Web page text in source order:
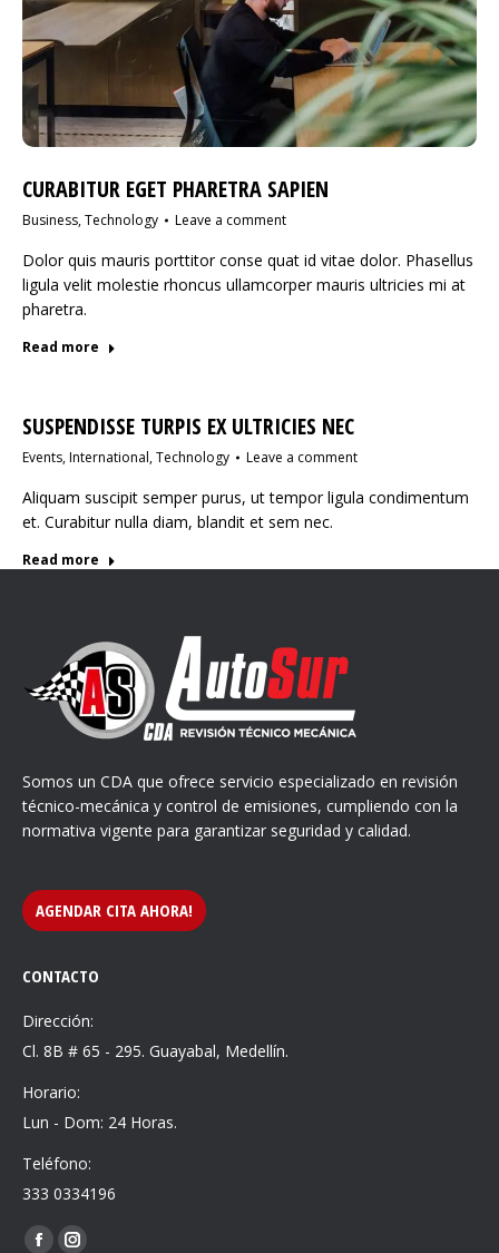
CURABITUR EGET PHARETRA SAPIEN
Business,Technology Leave a comment
Dolor quis mauris porttitor conse quat id vitae dolor. Phasellus
ligula velit molestie rhoncus ullamcorper mauris ultricies mi at
pharetra.
Read more
SUSPENDISSE TURPIS EX ULTRICIES NEC
Events,International,Technology Leave a comment
Aliquam suscipit semper purus, ut tempor ligula condimentum
et. Curabitur nulla diam, blandit et sem nec.
Read more
Somos un CDA que ofrece servicio especializado en revisión
técnico-mecánica y control de emisiones, cumpliendo con la
normativa vigente para garantizar seguridad y calidad.
AGENDAR CITA AHORA!
CONTACTO
Dirección:
Cl. 8B # 65 - 295. Guayabal, Medellín.
Horario:
Lun - Dom: 24 Horas.
Teléfono:
333 0334196
Find us on: